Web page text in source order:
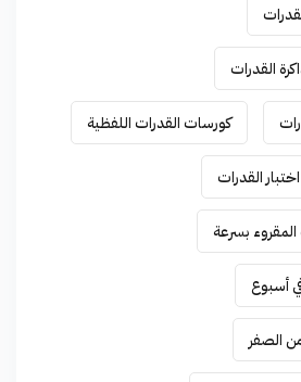
القدرات
كورسات القدرات اللفظية
بسرعة
أسبوع
الصفر